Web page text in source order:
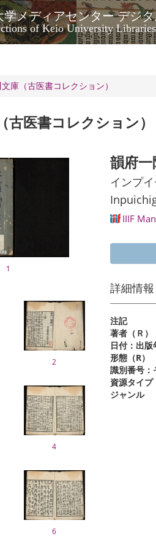
学メディアセンター デジ
of Keio University Libraries
庫（古医書コレクション）
古医書コレクション）
1
2
4
6
韻府
インプ
IIIF
詳細情報
注記
著者（Ｒ）
日付：出版
形態（R）
識別番号：
資源タイプ
ジャンル